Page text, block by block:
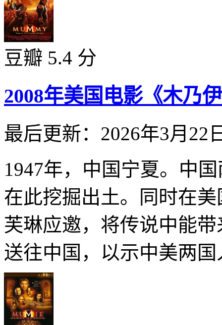
豆瓣 5.4 分
2008年美国电影《木乃
最后更新：2026年3月22
1947年，中国宁夏。中
在此挖掘出土。同时在
芙琳应邀，将传说中能
送往中国，以示中美两